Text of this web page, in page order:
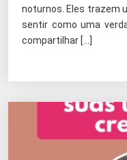
noturnos. Eles trazem
sentir como uma
compartilhar […]